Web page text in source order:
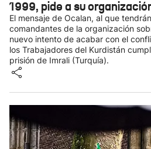
1999, pide a su
El mensaje de Ocalan, al que
comandantes de la organización
nuevo intento de acabar con el
los Trabajadores del Kurdistán
prisión de Imrali (Turquía).